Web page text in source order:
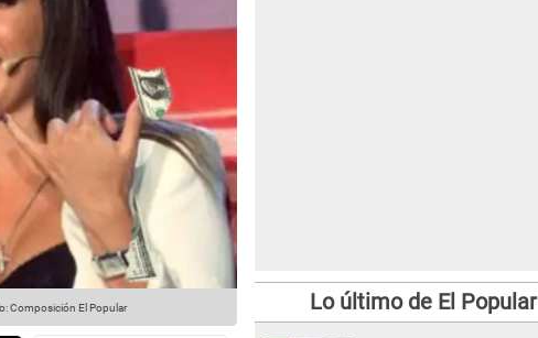
Composición El Popular Lo último de El Popular